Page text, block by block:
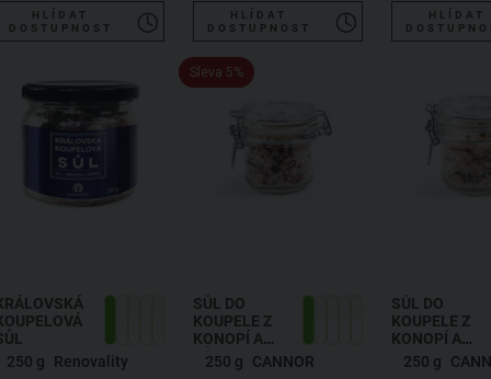
HLÍDAT
DOSTUPNOST
HLÍDAT
DOSTUPNOST
HLÍDAT
250 g
Renovality
Sleva 5%
SŮL DO
KOUPELE Z
KONOPÍ A
RŮŽE
250 g CANNOR
SŮL DO
KOUPELE Z
KONOPÍ A
LEVANDULE
250 g